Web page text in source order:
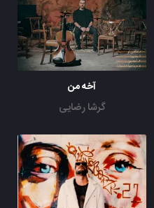
آخه من
گرشا رضایی